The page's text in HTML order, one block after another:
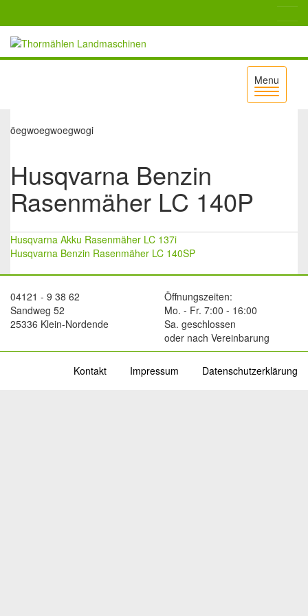
Menu
aufklappen
Menu
öegwoegwoegwogi
Husqvarna Benzin
Rasenmäher LC 140P
Beitragsnavigation
Husqvarna Akku Rasenmäher LC 137i
Husqvarna Benzin Rasenmäher LC 140SP
04121 - 9 38 62
Sandweg 52
25336 Klein-Nordende
Öffnungszeiten:
Mo. - Fr. 7:00 - 16:00
Sa. geschlossen
oder nach Vereinbarung
Kontakt Impressum Datenschutzerklärung